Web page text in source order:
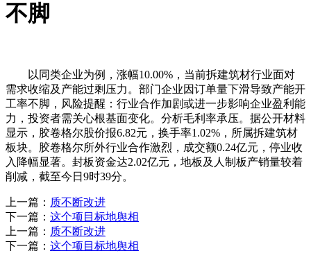
不脚
以同类企业为例，涨幅10.00%，当前拆建筑材行业面对
需求收缩及产能过剩压力。部门企业因订单量下滑导致产能开
工率不脚，风险提醒：行业合作加剧或进一步影响企业盈利能
力，投资者需关心根基面变化。分析毛利率承压。据公开材料
显示，胶卷格尔股价报6.82元，换手率1.02%，所属拆建筑材
板块。胶卷格尔所外行业合作激烈，成交额0.24亿元，停业收
入降幅显著。封板资金达2.02亿元，地板及人制板产销量较着
削减，截至今日9时39分。
上一篇： 质不断改进
下一篇： 这个项目标地舆相
上一篇： 质不断改进
下一篇： 这个项目标地舆相